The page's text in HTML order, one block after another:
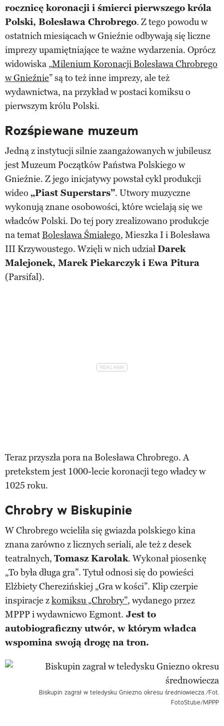
rocznicę koronacji i śmierci pierwszego króla
Polski, Bolesława Chrobrego. Z tego powodu w
ostatnich miesiącach w Gnieźnie odbywają się liczne
imprezy upamiętniające te ważne wydarzenia. Oprócz
widowiska „Milenium Koronacji Bolesława Chrobrego
w Gnieźnie” są to też inne imprezy, ale też
wydawnictwa, na przykład w postaci komiksu o
pierwszym królu Polski.
Rozśpiewane muzeum
Jedną z instytucji silnie zaangażowanych w jubileusz
jest Muzeum Początków Państwa Polskiego w
Gnieźnie. Z jego inicjatywy powstał cykl produkcji
wideo „Piast Superstars”. Utwory muzyczne
wykonują znane osobowości, które wcielają się we
władców Polski. Do tej pory zrealizowano produkcje
na tematBolesława Śmiałego, Mieszka I i Bolesława
III Krzywoustego. Wzięli w nich udziałDarek
Malejonek, Marek Piekarczyk i Ewa Pitura
(Parsifal).
Teraz przyszła pora na Bolesława Chrobrego. A
pretekstem jest 1000-lecie koronacji tego władcy w
1025 roku.
Chrobry w Biskupinie
W Chrobrego wcieliła się gwiazda polskiego kina
znana zarówno z licznych seriali, ale też z desek
teatralnych, Tomasz Karolak. Wykonał piosenkę
„To była długa gra”. Tytuł odnosi się do powieści
Elżbiety Cherezińskiej „Gra w kości”. Klip czerpie
inspiracje zkomiksu „Chrobry”, wydanego przez
MPPP i wydawnicwo Egmont. Jest to
autobiograficzny utwór, w którym władca
wspomina swoją drogę na tron.
Biskupin zagrał w teledysku Gniezno okresu średniowiecza /Fot.
FotoStube/MPPP